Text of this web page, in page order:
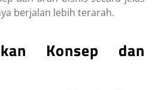
berjalan lebih terarah.
Konsep dan